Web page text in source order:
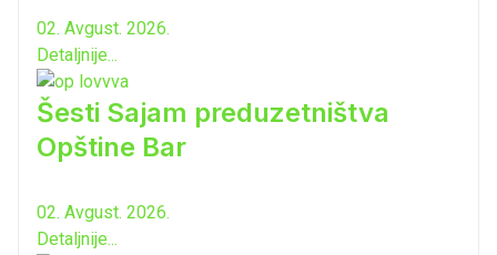
02. Avgust. 2026.
Detaljnije...
Šesti Sajam preduzetništva
Opštine Bar
02. Avgust. 2026.
Detaljnije...